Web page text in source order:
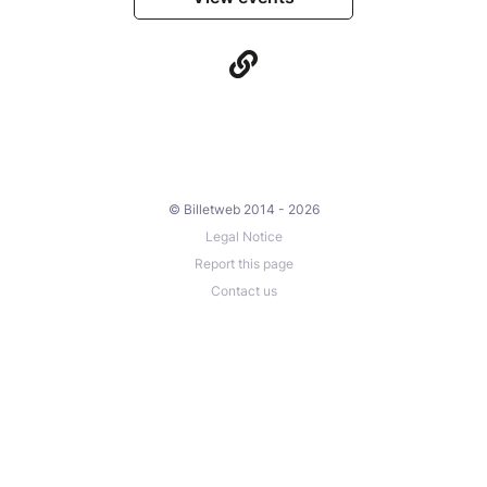
boundaries between styles are blurred, and where the
most important thing is to share the music, together.
© Billetweb 2014 - 2026
Legal Notice
Report this page
Contact us